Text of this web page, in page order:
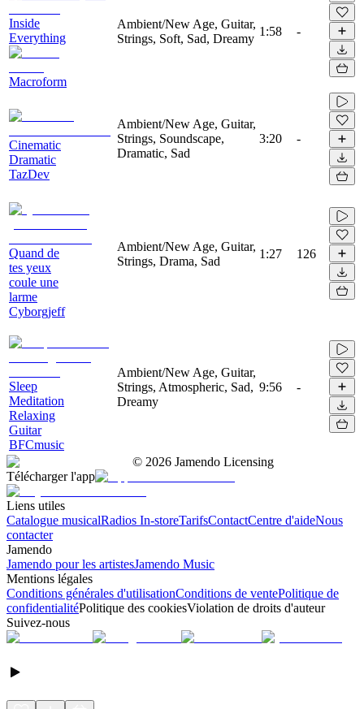
Inside
Everything
Macroform
Ambient/New Age, Guitar,
Strings, Soft, Sad, Dreamy
1:58 -
Cinematic
Dramatic
TazDev
Ambient/New Age, Guitar,
Strings, Soundscape,
Dramatic, Sad
3:20 -
Quand de
tes yeux
coule une
larme
Cyborgjeff
Ambient/New Age, Guitar,
Strings, Drama, Sad
1:27 126
Sleep
Meditation
Relaxing
Guitar
BFCmusic
Ambient/New Age, Guitar,
Strings, Atmospheric, Sad,
Dreamy
9:56 -
© 2026 Jamendo Licensing
Télécharger l'app
Liens utiles
Catalogue musicalRadios In-storeTarifsContactCentre d'aideNous
contacter
Jamendo
Jamendo pour les artistesJamendo Music
Mentions légales
Conditions générales d'utilisationConditions de ventePolitique de
confidentialitéPolitique des cookiesViolation de droits d'auteur
Suivez-nous